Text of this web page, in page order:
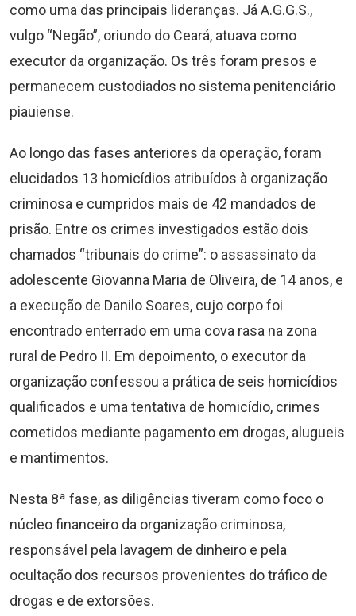
como uma das principais lideranças. Já A.G.G.S.,
vulgo “Negão”, oriundo do Ceará, atuava como
executor da organização. Os três foram presos e
permanecem custodiados no sistema penitenciário
piauiense.
Ao longo das fases anteriores da operação, foram
elucidados 13 homicídios atribuídos à organização
criminosa e cumpridos mais de 42 mandados de
prisão. Entre os crimes investigados estão dois
chamados “tribunais do crime”: o assassinato da
adolescente Giovanna Maria de Oliveira, de 14 anos, e
a execução de Danilo Soares, cujo corpo foi
encontrado enterrado em uma cova rasa na zona
rural de Pedro II. Em depoimento, o executor da
organização confessou a prática de seis homicídios
qualificados e uma tentativa de homicídio, crimes
cometidos mediante pagamento em drogas, alugueis
e mantimentos.
Nesta 8ª fase, as diligências tiveram como foco o
núcleo financeiro da organização criminosa,
responsável pela lavagem de dinheiro e pela
ocultação dos recursos provenientes do tráfico de
drogas e de extorsões.